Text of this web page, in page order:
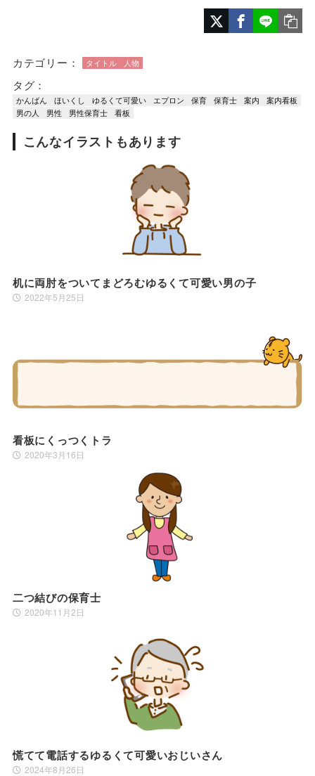
カテゴリー： タイトル 人物
タグ：
かんばん ほいくし ゆるくて可愛い エプロン 保育 保育士 案内
案内看板
男の人
男性 男性保育士 看板
こんなイラストもあります
机に両肘をついてまどろむゆるくて可愛い男の子
2022年5月25日
看板にくっつくトラ
2020年3月16日
二つ結びの保育士
2020年11月2日
慌てて電話するゆるくて可愛いおじいさん
2024年8月26日